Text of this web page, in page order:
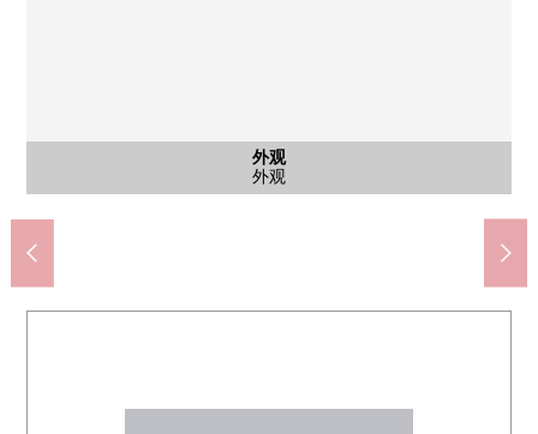
外观
外观
入口
入口
其他
其他
其他
智能快递柜
入口
入口
其他
自行车停放处
外观
外观
阪急绿洲新町商店(约220m)
步行3分钟。
LIFE西大桥商店(约400m)
步行5分钟。
Lawson新町4丁目商店(约80m)
步行1分钟。